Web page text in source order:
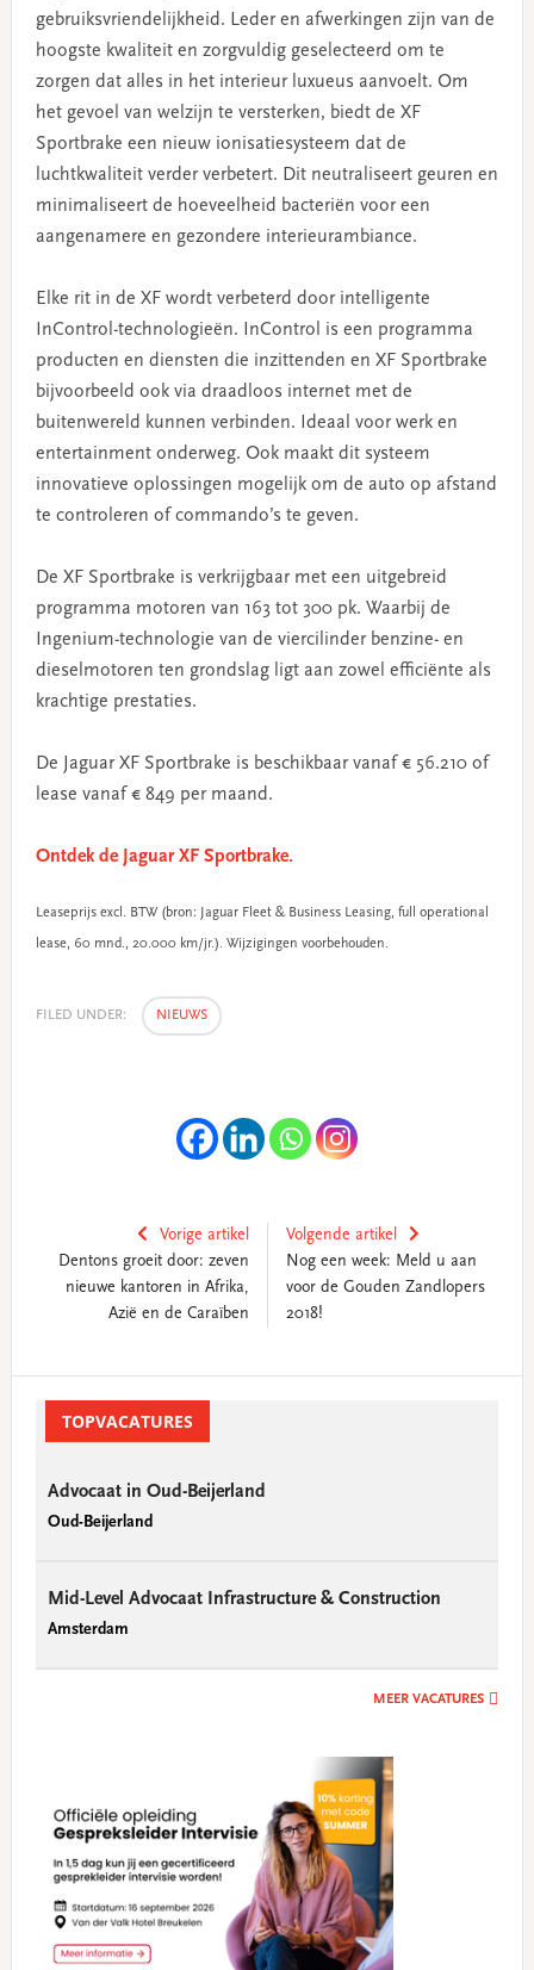
gebruiksvriendelijkheid. Leder en afwerkingen zijn van de
hoogste kwaliteit en zorgvuldig geselecteerd om te
zorgen dat alles in het interieur luxueus aanvoelt. Om
het gevoel van welzijn te versterken, biedt de XF
Sportbrake een nieuw ionisatiesysteem dat de
luchtkwaliteit verder verbetert. Dit neutraliseert geuren en
minimaliseert de hoeveelheid bacteriën voor een
aangenamere en gezondere interieurambiance.
Elke rit in de XF wordt verbeterd door intelligente
InControl-technologieën. InControl is een programma
producten en diensten die inzittenden en XF Sportbrake
bijvoorbeeld ook via draadloos internet met de
buitenwereld kunnen verbinden. Ideaal voor werk en
entertainment onderweg. Ook maakt dit systeem
innovatieve oplossingen mogelijk om de auto op afstand
te controleren of commando’s te geven.
De XF Sportbrake is verkrijgbaar met een uitgebreid
programma motoren van 163 tot 300 pk. Waarbij de
Ingenium-technologie van de viercilinder benzine- en
dieselmotoren ten grondslag ligt aan zowel efficiënte als
krachtige prestaties.
De Jaguar XF Sportbrake is beschikbaar vanaf € 56.210 of
lease vanaf € 849 per maand.
Ontdek de Jaguar XF Sportbrake.
Leaseprijs excl. BTW (bron: Jaguar Fleet & Business Leasing, full operational
lease, 60 mnd., 20.000 km/jr.). Wijzigingen voorbehouden.
FILED UNDER: NIEUWS
Vorige artikel
Dentons groeit door: zeven
nieuwe kantoren in Afrika,
Azië en de Caraïben
Volgende artikel
Nog een week: Meld u aan
voor de Gouden Zandlopers
2018!
SidebarTOPVACATURES
Advocaat in Oud-Beijerland
Oud-Beijerland
Mid-Level Advocaat Infrastructure & Construction
Amsterdam
MEER VACATURES